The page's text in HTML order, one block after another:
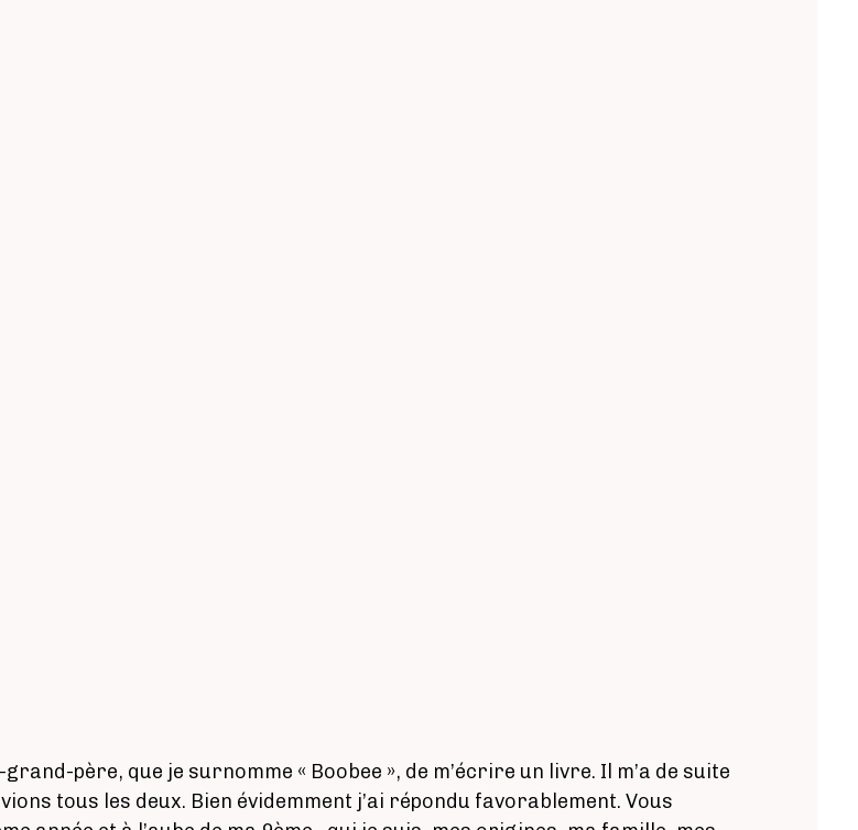
père, que je surnomme « Boobee », de m’écrire un livre. Il m’a de suite
tous les deux. Bien évidemment j’ai répondu favorablement. Vous